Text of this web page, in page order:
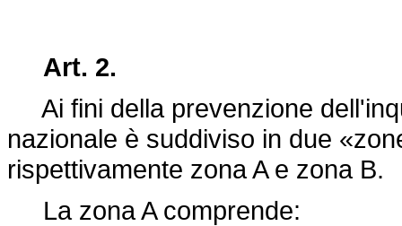
Art. 2.
Ai fini della prevenzione
nazionale è suddiviso in due
rispettivamente zona A e zona B.
La zona A comprende: